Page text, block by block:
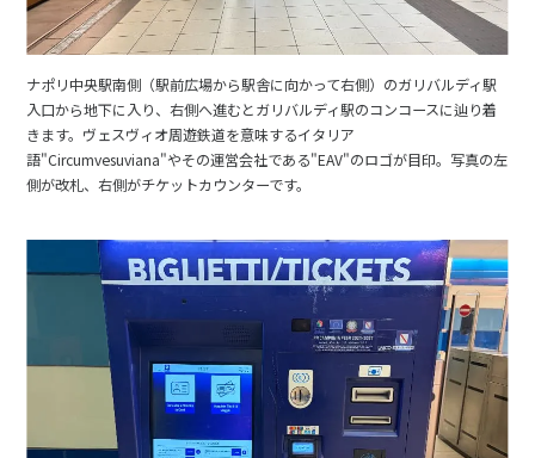
ナポリ中央駅南側（駅前広場から駅舎に向かって右側）のガリバルディ駅
入口から地下に入り、右側へ進むとガリバルディ駅のコンコースに辿り着
きます。ヴェスヴィオ周遊鉄道を意味するイタリア
語"Circumvesuviana"やその運営会社である"EAV"のロゴが目印。写真の左
側が改札、右側がチケットカウンターです。